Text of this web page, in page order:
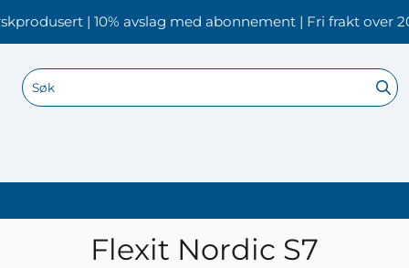
| 10% avslag med abonnement | Fri frakt over
Flexit Nordic S7